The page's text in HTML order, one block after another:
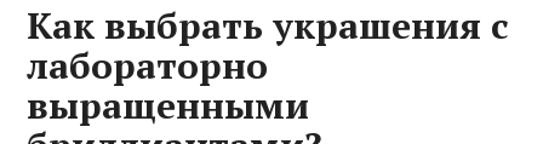
Как выбрать украшения с
лабораторно
выращенными